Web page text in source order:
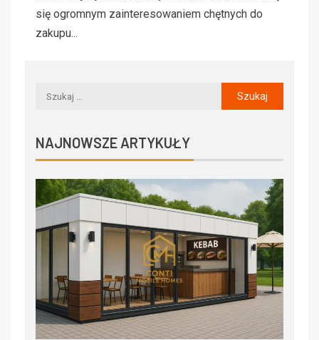
się ogromnym zainteresowaniem chętnych do
zakupu...
NAJNOWSZE ARTYKUŁY